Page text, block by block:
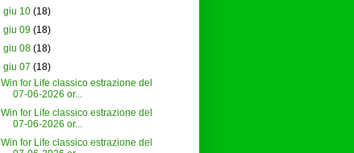
giu 10 (18)
giu 09 (18)
giu 08 (18)
giu 07 (18)
Win for Life classico estrazione del
07-06-2026 or...
Win for Life classico estrazione del
07-06-2026 or...
Win for Life classico estrazione del